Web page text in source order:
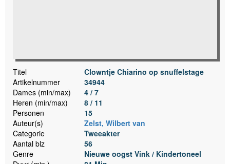
Titel
Clowntje Chiarino op snuffelstage
Artikelnummer
34944
Dames (min/max)
4 / 7
Heren (min/max)
8 / 11
Personen
15
Auteur(s)
Zelst, Wilbert van
Categorie
Tweeakter
Aantal blz
56
Genre
Nieuwe oogst Vink / Kindertoneel